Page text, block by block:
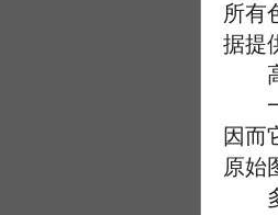
所有
据提
高
一
因而
原始
多